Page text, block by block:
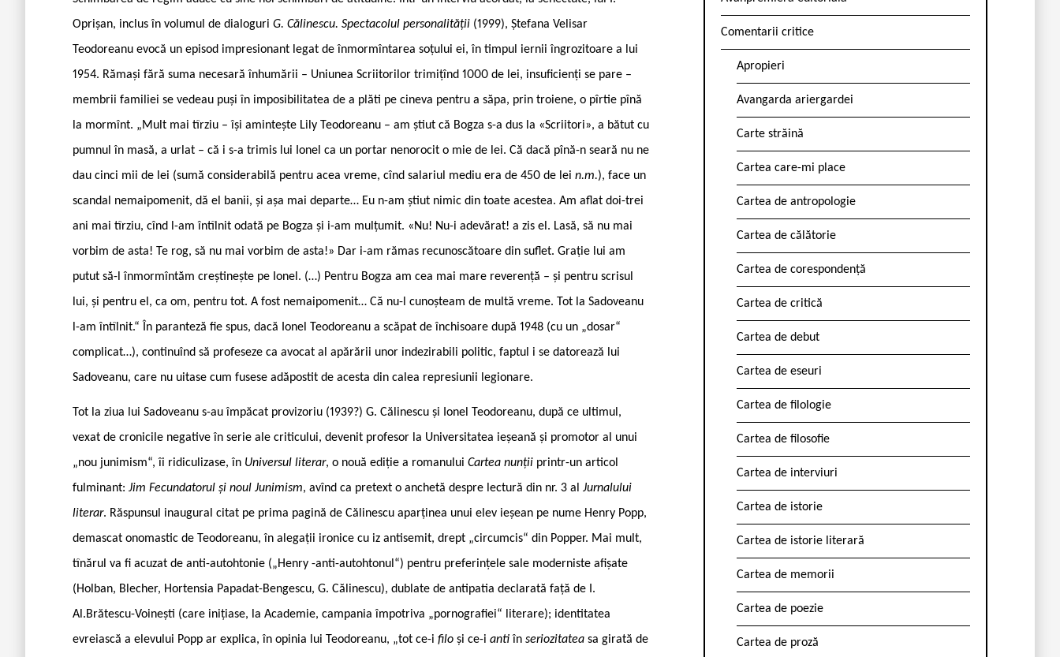
Oprișan, inclus în volumul de dialoguri G. Călinescu. Spectacolul personalității (1999), Ștefana Velisar
Teodoreanu evocă un episod impresionant legat de înmormîntarea soțului ei, în timpul iernii îngrozitoare a lui
1954. Rămași fără suma necesară înhumării – Uniunea Scriitorilor trimițînd 1000 de lei, insuficienți se pare –
membrii familiei se vedeau puși în imposibilitatea de a plăti pe cineva pentru a săpa, prin troiene, o pîrtie pînă
la mormînt. „Mult mai tîrziu – își amintește Lily Teodoreanu – am știut că Bogza s-a dus la «Scriitori», a bătut cu
pumnul în masă, a urlat – că i s-a trimis lui Ionel ca un portar nenorocit o mie de lei. Că dacă pînă-n seară nu ne
dau cinci mii de lei (sumă considerabilă pentru acea vreme, cînd salariul mediu era de 450 de lei n.m.), face un
scandal nemaipomenit, dă el banii, și așa mai departe… Eu n-am știut nimic din toate acestea. Am aflat doi-trei
ani mai tîrziu, cînd l-am întîlnit odată pe Bogza și i-am mulțumit. «Nu! Nu-i adevărat! a zis el. Lasă, să nu mai
vorbim de asta! Te rog, să nu mai vorbim de asta!» Dar i-am rămas recunoscătoare din suflet. Grație lui am
putut să-l înmormîntăm creștinește pe Ionel. (…) Pentru Bogza am cea mai mare reverență – și pentru scrisul
lui, și pentru el, ca om, pentru tot. A fost nemaipomenit… Că nu-l cunoșteam de multă vreme. Tot la Sadoveanu
l-am întîlnit.“ În paranteză fie spus, dacă Ionel Teodoreanu a scăpat de închisoare după 1948 (cu un „dosar“
complicat…), continuînd să profeseze ca avocat al apărării unor indezirabili politic, faptul i se datorează lui
Sadoveanu, care nu uitase cum fusese adăpostit de acesta din calea represiunii legionare.
Tot la ziua lui Sadoveanu s-au împăcat provizoriu (1939?) G. Călinescu și Ionel Teodoreanu, după ce ultimul,
vexat de cronicile negative în serie ale criticului, devenit profesor la Universitatea ieșeană și promotor al unui
„nou junimism“, îi ridiculizase, în Universul literar, o nouă ediție a romanului Cartea nunții printr-un articol
fulminant: Jim Fecundatorul și noul Junimism, avînd ca pretext o anchetă despre lectură din nr. 3 al Jurnalului
literar. Răspunsul inaugural citat pe prima pagină de Călinescu aparținea unui elev ieșean pe nume Henry Popp,
demascat onomastic de Teodoreanu, în alegații ironice cu iz antisemit, drept „circumcis“ din Popper. Mai mult,
tînărul va fi acuzat de anti-autohtonie („Henry -anti-autohtonul“) pentru preferințele sale moderniste afișate
(Holban, Blecher, Hortensia Papadat-Bengescu, G. Călinescu), dublate de antipatia declarată față de I.
Al.Brătescu-Voinești (care inițiase, la Academie, campania împotriva „pornografiei“ literare); identitatea
evreiască a elevului Popp ar explica, în opinia lui Teodoreanu, „tot ce-i filo și ce-i antiîn seriozitatea sa girată de
Comentarii critice
Apropieri
Avangarda ariergardei
Carte străină
Cartea care-mi place
Cartea de antropologie
Cartea de călătorie
Cartea de corespondență
Cartea de critică
Cartea de debut
Cartea de eseuri
Cartea de filologie
Cartea de filosofie
Cartea de interviuri
Cartea de istorie
Cartea de istorie literară
Cartea de memorii
Cartea de poezie
Cartea de proză